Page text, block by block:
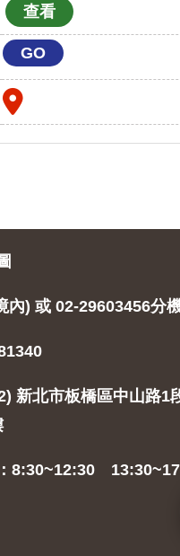
GO
內) 或 02-29603456分
新北市板橋區中山路1
8:30~12:30